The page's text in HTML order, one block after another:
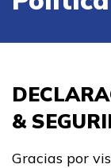
Estudiar
&
Gracias por